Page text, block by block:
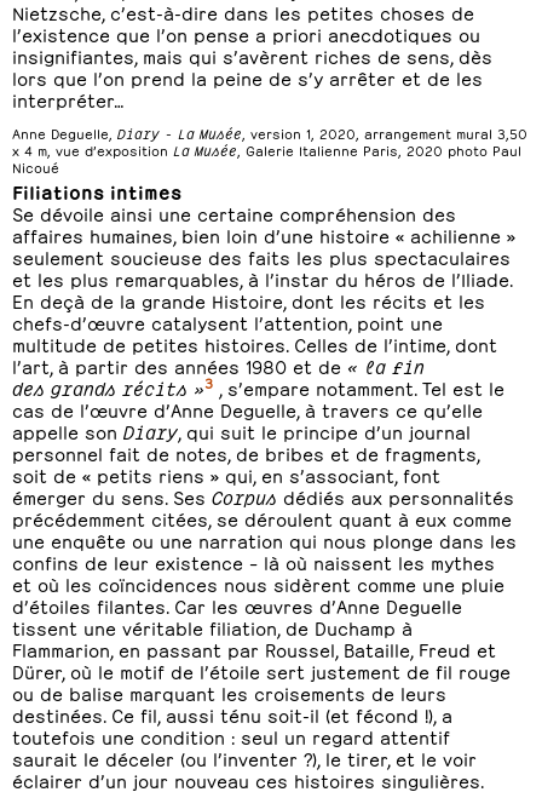
Nietzsche, c’est-à-dire dans les petites choses de
l’existence que l’on pense a priori anecdotiques ou
insignifiantes, mais qui s’avèrent riches de sens, dès
lors que l’on prend la peine de s’y arrêter et de les
interpréter…
Anne Deguelle, Diary - La Musée, version 1, 2020, arrangement mural 3,50
x 4 m, vue d’exposition La Musée, Galerie Italienne Paris, 2020 photo Paul
Nicoué
Filiations intimes
Se dévoile ainsi une certaine compréhension des
affaires humaines, bien loin d’une histoire « achilienne »
seulement soucieuse des faits les plus spectaculaires
et les plus remarquables, à l’instar du héros de l’Iliade.
En deçà de la grande Histoire, dont les récits et les
chefs-d’œuvre catalysent l’attention, point une
multitude de petites histoires. Celles de l’intime, dont
l’art, à partir des années 1980 et de « la fin
des grands récits »3
, s’empare notamment. Tel est le
cas de l’œuvre d’Anne Deguelle, à travers ce qu’elle
appelle son Diary , qui suit le principe d’un journal
personnel fait de notes, de bribes et de fragments,
soit de « petits riens » qui, en s’associant, font
émerger du sens. Ses Corpus dédiés aux personnalités
précédemment citées, se déroulent quant à eux comme
une enquête ou une narration qui nous plonge dans les
confins de leur existence – là où naissent les mythes
et où les coïncidences nous sidèrent comme une pluie
d’étoiles filantes. Car les œuvres d’Anne Deguelle
tissent une véritable filiation, de Duchamp à
Flammarion, en passant par Roussel, Bataille, Freud et
Dürer, où le motif de l’étoile sert justement de fil rouge
ou de balise marquant les croisements de leurs
destinées. Ce fil, aussi ténu soit-il (et fécond !), a
toutefois une condition : seul un regard attentif
saurait le déceler (ou l’inventer ?), le tirer, et le voir
éclairer d’un jour nouveau ces histoires singulières.